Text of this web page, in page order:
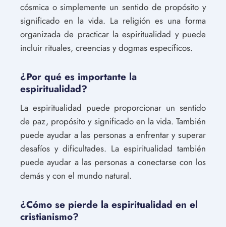
cósmica o simplemente un sentido de propósito y
significado en la vida. La religión es una forma
organizada de practicar la espiritualidad y puede
incluir rituales, creencias y dogmas específicos.
¿Por qué es importante la
espiritualidad?
La espiritualidad puede proporcionar un sentido
de paz, propósito y significado en la vida. También
puede ayudar a las personas a enfrentar y superar
desafíos y dificultades. La espiritualidad también
puede ayudar a las personas a conectarse con los
demás y con el mundo natural.
¿Cómo se pierde la espiritualidad en el
cristianismo?